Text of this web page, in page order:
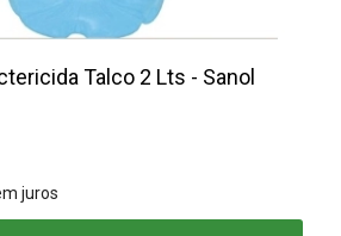
Talco 2 Lts - Sanol
juros